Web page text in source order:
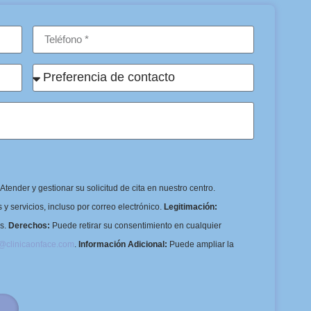
y gestionar su solicitud de cita en nuestro centro.
servicios, incluso por correo electrónico. Legitimación:
Derechos: Puede retirar su consentimiento en cualquier
Información Adicional: Puede ampliar la